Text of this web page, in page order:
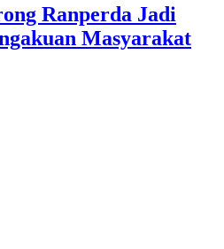
Ranperda Jadi
Masyarakat